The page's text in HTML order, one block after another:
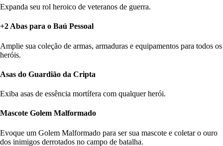
Expanda seu rol heroico de veteranos de guerra.
+2 Abas para o Baú Pessoal
Amplie sua coleção de armas, armaduras e equipamentos para todos os
heróis.
Asas do Guardião da Cripta
Exiba asas de essência mortífera com qualquer herói.
Mascote Golem Malformado
Evoque um Golem Malformado para ser sua mascote e coletar o ouro
dos inimigos derrotados no campo de batalha.